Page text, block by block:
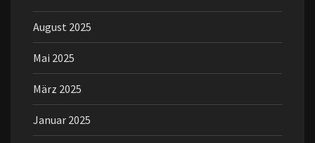
August 2025
Mai 2025
März 2025
Januar 2025